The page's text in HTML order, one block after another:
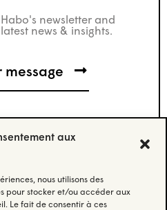
aux
nous utilisons des
pour stocker et/ou accéder aux
Le fait de consentir à ces
newsletter and
news & insights.
updated.